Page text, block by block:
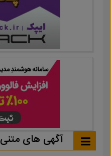
آگهی های متنی